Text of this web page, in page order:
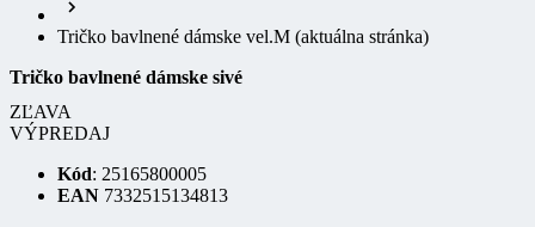
Tričko bavlnené dámske sivé
ZĽAVA
Kód: 25165800005